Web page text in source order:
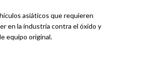
asiáticos que requieren
en la industria contra el óxido y
equipo original.